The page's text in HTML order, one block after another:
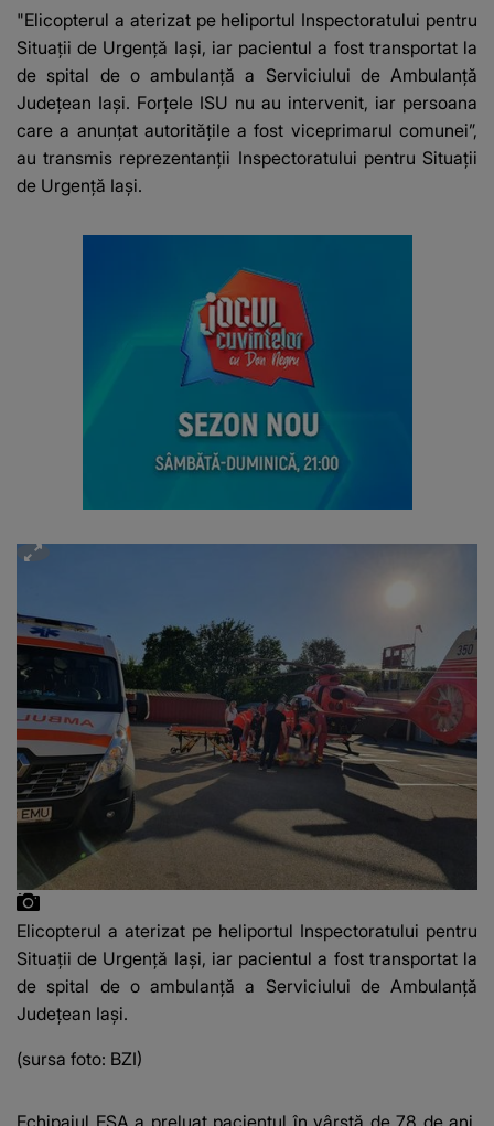
"Elicopterul a aterizat pe heliportul Inspectoratului pentru
Situații de Urgență Iași, iar pacientul a fost transportat la
de spital de o ambulanță a Serviciului de Ambulanță
Județean Iași. Forțele ISU nu au intervenit, iar persoana
care a anunțat autoritățile a fost viceprimarul comunei”,
au transmis reprezentanții Inspectoratului pentru Situații
de Urgență Iași.
Elicopterul a aterizat pe heliportul Inspectoratului pentru
Situații de Urgență Iași, iar pacientul a fost transportat la
de spital de o ambulanță a Serviciului de Ambulanță
Județean Iași.
(sursa foto: BZI)